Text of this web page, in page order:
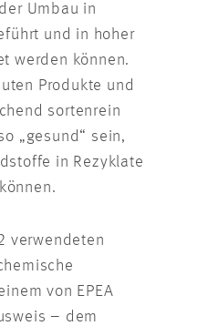
Umbau in
und in hoher
werden können.
Produkte und
sortenrein
„gesund“ sein,
in Rezyklate
verwendeten
von EPEA
– dem